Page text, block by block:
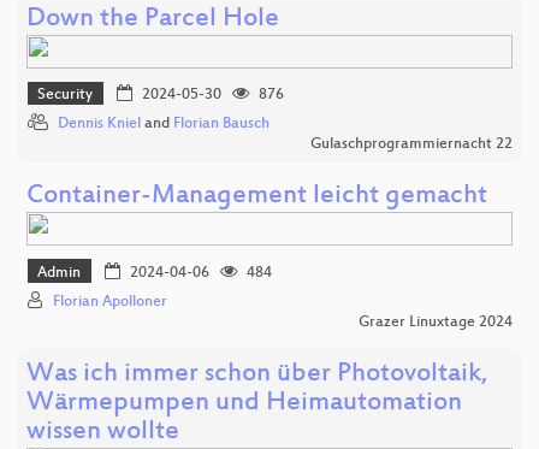
Down the Parcel Hole
Security 2024-05-30
876
Dennis Kniel and Florian Bausch
Gulaschprogrammiernacht 22
Container-Management leicht gemacht
Admin 2024-04-06
484
Florian Apolloner
Grazer Linuxtage 2024
Was ich immer schon über Photovoltaik,
Wärmepumpen und Heimautomation
wissen wollte